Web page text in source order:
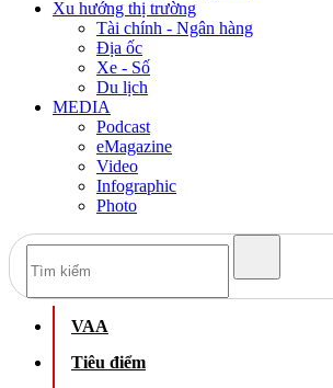
Xu hướng thị trường
Tài chính - Ngân hàng
Địa ốc
Xe - Số
Du lịch
MEDIA
Podcast
eMagazine
Video
Infographic
Photo
VAA
Tiêu điểm